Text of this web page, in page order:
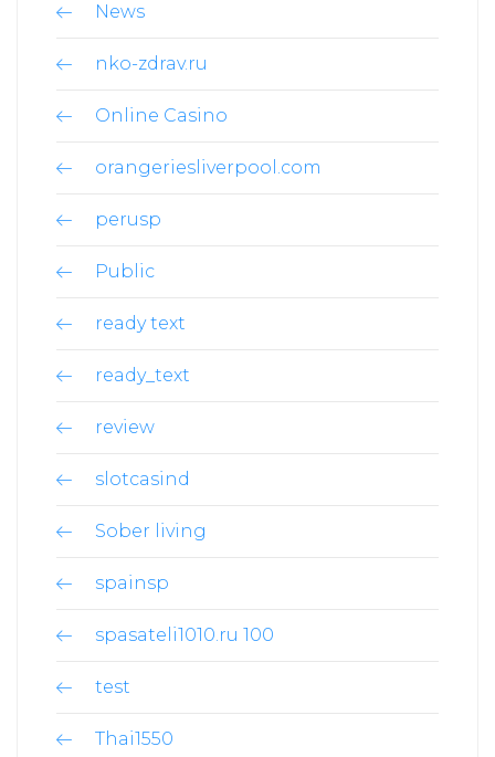
News
nko-zdrav.ru
Online Casino
orangeriesliverpool.com
perusp
Public
ready text
ready_text
review
slotcasind
Sober living
spainsp
spasateli1010.ru 100
test
Thai1550